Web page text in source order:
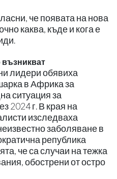
че появата на нова
каква, къде и кога е
възникват
лидери обявиха
в Африка за
ситуация за
2024 г. В края на
изследваха
заболяване в
република
че са случаи на тежка
обострени от остро